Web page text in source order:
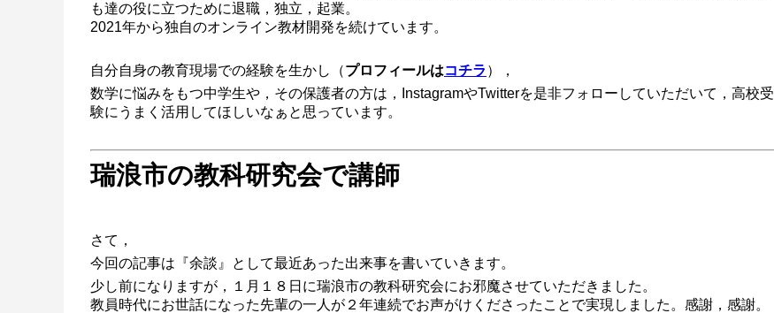
も達の役に立つために退職，独立，起業。
2021年から独自のオンライン教材開発を続けています。
自分自身の教育現場での経験を生かし（プロフィールはコチラ ），
数学に悩みをもつ中学生や，その保護者の方は，InstagramやTwitterを是非フォローしていただいて，高校受
験にうまく活用してほしいなぁと思っています。
瑞浪市の教科研究会で講師
さて，
今回の記事は『余談』として最近あった出来事を書いていきます。
少し前になりますが，１月１８日に瑞浪市の教科研究会にお邪魔させていただきました。
教員時代にお世話になった先輩の一人が２年連続でお声がけくださったことで実現しました。感謝，感謝。